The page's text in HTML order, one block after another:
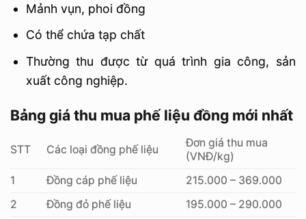
Mảnh vụn, phoi đồng
Có thể chứa tạp chất
Thường thu được từ quá trình gia công, sản
xuất công nghiệp.
Bảng giá thu mua phế liệu đồng mới nhất
STT Các loại đồng phế liệu
Đơn giá thu mua
(VNĐ/kg)
1
Đồng cáp phế liệu
215.000 – 369.000
2
Đồng đỏ phế liệu
195.000 – 290.000